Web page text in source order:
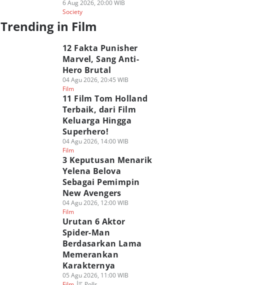
6 Aug 2026, 20:00 WIB
Society
Trending in Film
12 Fakta Punisher
Marvel, Sang Anti-
Hero Brutal
04 Agu 2026, 20:45 WIB
Film
11 Film Tom Holland
Terbaik, dari Film
Keluarga Hingga
Superhero!
04 Agu 2026, 14:00 WIB
Film
3 Keputusan Menarik
Yelena Belova
Sebagai Pemimpin
New Avengers
04 Agu 2026, 12:00 WIB
Film
Urutan 6 Aktor
Spider-Man
Berdasarkan Lama
Memerankan
Karakternya
05 Agu 2026, 11:00 WIB